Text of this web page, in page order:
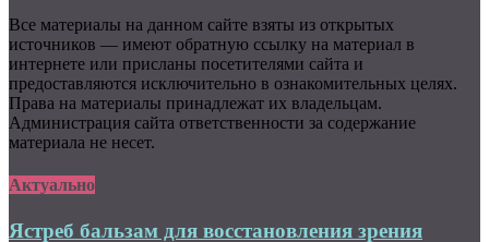
Все материалы на данном сайте взяты из открытых
источников — имеют обратную ссылку на материал в
интернете или присланы посетителями сайта и
предоставляются исключительно в ознакомительных целях.
Права на материалы принадлежат их владельцам.
Администрация сайта ответственности за содержание
материала не несет.
Актуально
Ястреб бальзам для восстановления зрения